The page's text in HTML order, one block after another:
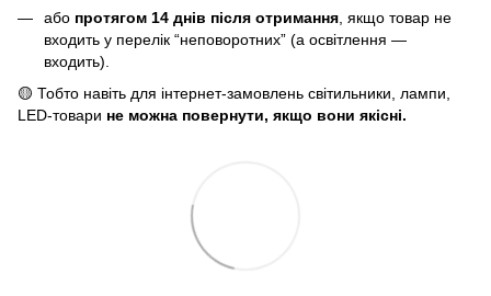
або протягом 14 днів після отримання, якщо товар не
входить у перелік “неповоротних” (а освітлення —
входить).
🟡 Тобто навіть для інтернет-замовлень світильники, лампи,
LED-товари не можна повернути, якщо вони якісні.